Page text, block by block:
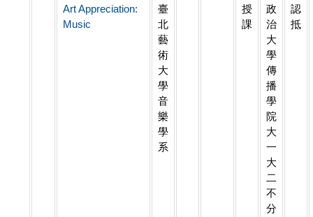
Art Appreciation:
Music
臺
北
藝
術
大
學
音
樂
學
系
授
課
政
治
大
學
傳
播
學
院
大
一
大
二
不
分
認
抵